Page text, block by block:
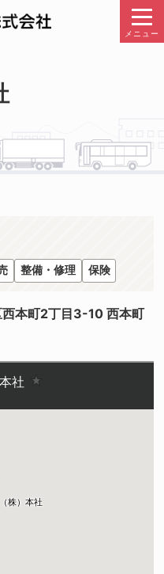
メニュー
整備・修理 保険
本町2丁目3-10 西本町